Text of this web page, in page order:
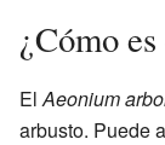
¿Cómo
ElAeonium
arbusto. Puede